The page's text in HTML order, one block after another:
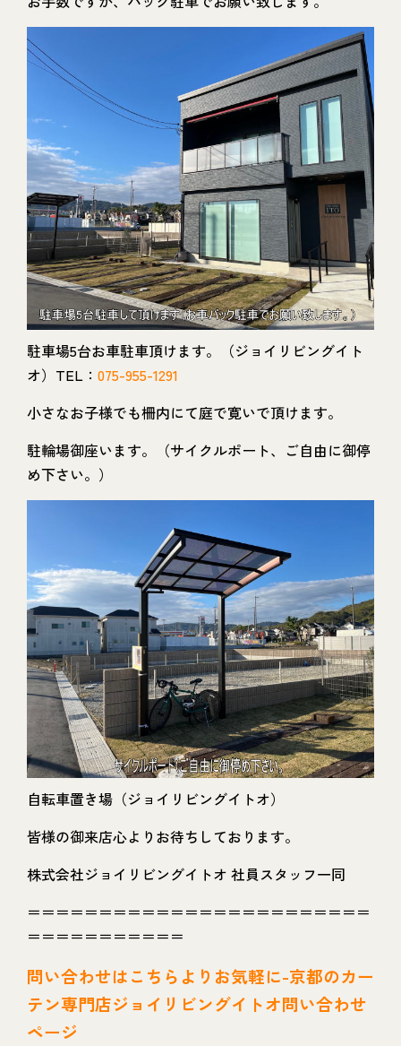
駐車場5台お車駐車頂けます。（ジョイリビングイト
オ）TEL： 075-955-1291
小さなお子様でも柵内にて庭で寛いで頂けます。
駐輪場御座います。（サイクルポート、ご自由に御停
め下さい。）
自転車置き場（ジョイリビングイトオ）
皆様の御来店心よりお待ちしております。
株式会社ジョイリビングイトオ 社員スタッフ一同
＝＝＝＝＝＝＝＝＝＝＝＝＝＝＝＝＝＝＝＝＝＝＝＝
＝＝＝＝＝＝＝＝＝＝＝
問い合わせはこちらよりお気軽に-京都のカー
テン専門店ジョイリビングイトオ問い合わせ
ページ